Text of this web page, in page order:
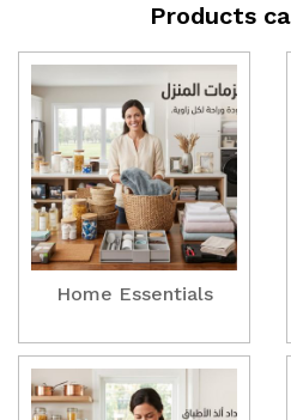
Products
Home Essentials